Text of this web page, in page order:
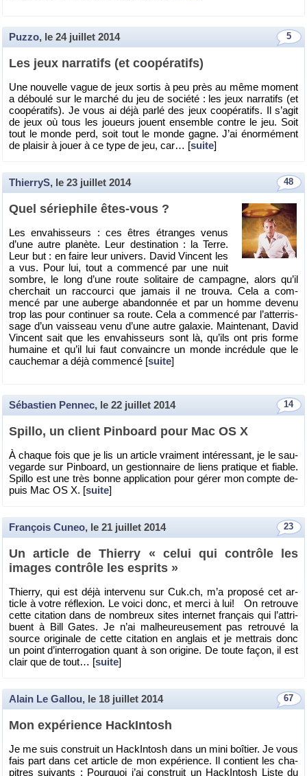
5
Puzzo, le 24 juillet 2014
Les jeux nar­ra­tifs (et co­opé­ra­tifs)
Une nou­velle vague de jeux sor­tis à peu près au même mo­ment
a dé­boulé sur le mar­ché du jeu de so­ciété : les jeux nar­ra­tifs (et
co­opé­ra­tifs). Je vous ai déjà parlé des jeux co­opé­ra­tifs. Il s’agit
de jeux où tous les joueurs jouent en­semble contre le jeu. Soit
tout le monde perd, soit tout le monde gagne. J’ai énor­mé­ment
de plai­sir à jouer à ce type de jeu, car… [suite]
48
ThierryS, le 23 juillet 2014
Quel sé­rie­phile êtes-vous ?
Les en­va­his­seurs : ces êtres étranges venus
d’une autre pla­nète. Leur des­ti­na­tion : la Terre.
Leur but : en faire leur uni­vers. David Vincent les
a vus. Pour lui, tout a com­mencé par une nuit
sombre, le long d’une route so­li­taire de cam­pagne, alors qu’il
cher­chait un rac­courci que ja­mais il ne trouva. Cela a com­
mencé par une au­berge aban­don­née et par un homme de­venu
trop las pour conti­nuer sa route. Cela a com­mencé par l’at­ter­ris­
sage d’un vais­seau venu d’une autre ga­laxie. Main­te­nant, David
Vincent sait que les en­va­his­seurs sont là, qu’ils ont pris forme
hu­maine et qu’il lui faut convaincre un monde in­cré­dule que le
cau­che­mar a déjà com­mencé [suite]
14
Sébastien Pennec, le 22 juillet 2014
Spillo, un client Pin­board pour Mac OS X
À chaque fois que je lis un ar­ticle vrai­ment in­té­res­sant, je le sau­
ve­garde sur Pin­board, un ges­tion­naire de liens pra­tique et fiable.
Spillo est une très bonne ap­pli­ca­tion pour gérer mon compte de­
puis Mac OS X. [suite]
23
François Cuneo, le 21 juillet 2014
Un ar­ticle de Thierry « celui qui contrôle les
images contrôle les es­prits »
Thierry, qui est déjà in­ter­venu sur Cuk.​ch, m’a pro­posé cet ar­
ticle à votre ré­flexion. Le voici donc, et merci à lui! On re­trouve
cette ci­ta­tion dans de nom­breux sites in­ter­net fran­çais qui l’at­tri­
buent à Bill Gates. Je n’ai mal­heu­reu­se­ment pas re­trouvé la
source ori­gi­nale de cette ci­ta­tion en an­glais et je met­trais donc
un point d’in­ter­ro­ga­tion quant à son ori­gine. De toute façon, il est
clair que de tout… [suite]
67
Alain Le Gallou, le 18 juillet 2014
Mon ex­pé­rience Ha­ckIn­tosh
Je me suis construit un Ha­ckIn­tosh dans un mini boî­tier. Je vous
fais part dans cet ar­ticle de mon ex­pé­rience. Il contient les cha­
pitres sui­vants : Pour­quoi j’ai construit un Ha­ckIn­tosh Liste du